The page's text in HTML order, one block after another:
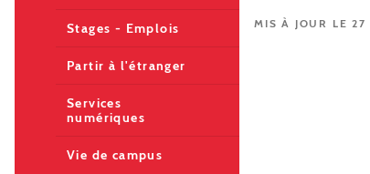
MIS À JOUR LE
Stages - Emplois
Partir à l'étranger
Services
numériques
Vie de campus